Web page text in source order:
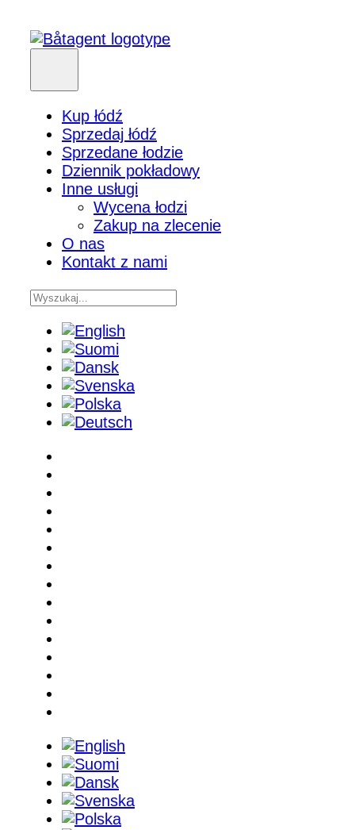
Kup łódź
Sprzedaj łódź
Sprzedane łodzie
Dziennik pokładowy
Inne usługi
Wycena łodzi
Zakup na zlecenie
O nas
Kontakt z nami